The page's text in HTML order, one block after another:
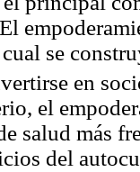
se
en
el
salud más
del